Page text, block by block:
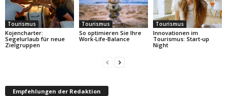
Tourismus
Kojencharter:
Segelurlaub für neue
Zielgruppen
Tourismus
So optimieren Sie Ihre
Work-Life-Balance
Tourismus
Innovationen im
Tourismus: Start-up
Night
Empfehlungen der Redaktion